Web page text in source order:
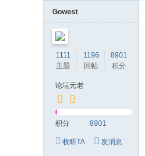
Gowest
1111
主题
1196
回帖
8901
积分
论坛元老
积分 8901
收听TA 发消息